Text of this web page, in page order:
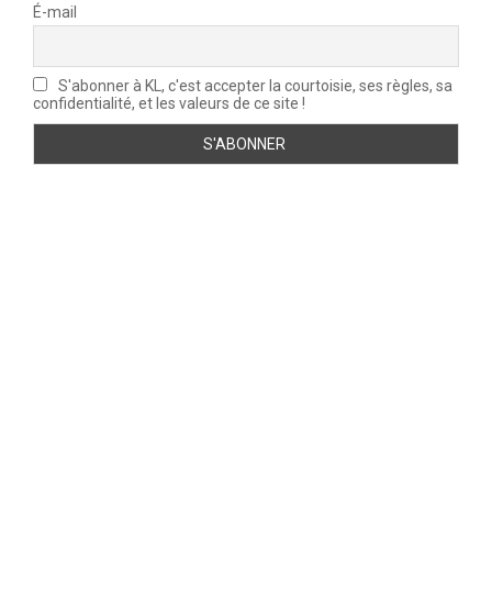
É-mail
S'abonner à KL, c'est accepter la courtoisie, ses règles, sa
confidentialité, et les valeurs de ce site !